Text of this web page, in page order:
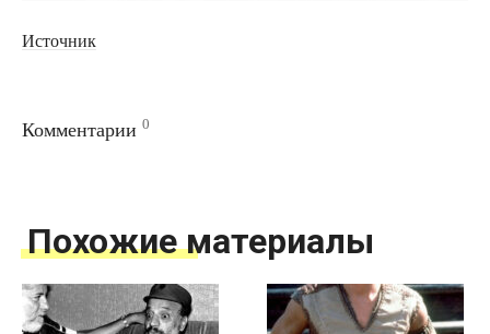
Источник
Комментарии 0
Похожие материалы